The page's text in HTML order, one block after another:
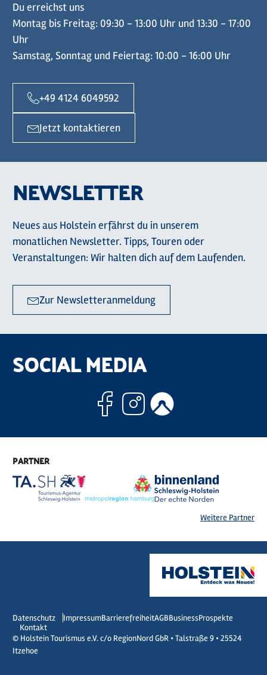
Du erreichst uns
Montag bis Freitag: 09:30 - 13:00 Uhr und 13:30 - 17:00
Uhr
Samstag, Sonntag und Feiertag: 10:00 - 16:00 Uhr
+49 4124 6049592
Jetzt kontaktieren
NEWSLETTER
Neues aus Holstein erfährst du in unserem
monatlichen Newsletter. Tipps, Touren oder
Veranstaltungen: Wir halten dich auf dem Laufenden.
Zur Newsletteranmeldung
SOCIAL MEDIA
Facebook
Instagram
PARTNER
Weitere Partner
Datenschutz ImpressumBarrierefreiheitAGBBusinessProspekte
Kontakt
© Holstein Tourismus e.V. c/o RegionNord GbR • Talstraße 9 • 25524
Itzehoe